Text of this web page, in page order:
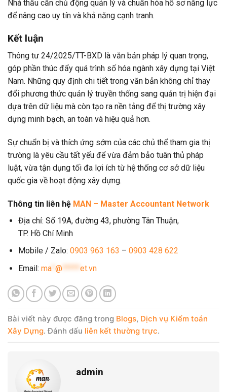
Nhà thầu cần chủ động quản lý và chuẩn hóa hồ sơ năng lực
để nâng cao uy tín và khả năng cạnh tranh.
Kết luận
Thông tư 24/2025/TT-BXD là văn bản pháp lý quan trọng,
góp phần thúc đẩy quá trình số hóa ngành xây dựng tại Việt
Nam. Những quy định chi tiết trong văn bản không chỉ thay
đổi phương thức quản lý truyền thống sang quản trị hiện đại
dựa trên dữ liệu mà còn tạo ra nền tảng để thị trường xây
dựng minh bạch, an toàn và hiệu quả hơn.
Sự chuẩn bị và thích ứng sớm của các chủ thể tham gia thị
trường là yêu cầu tất yếu để vừa đảm bảo tuân thủ pháp
luật, vừa tận dụng tối đa lợi ích từ hệ thống cơ sở dữ liệu
quốc gia về hoạt động xây dựng.
Thông tin liên hệ MAN – Master Accountant Network
Địa chỉ: Số 19A, đường 43, phường Tân Thuận,
TP. Hồ Chí Minh
Mobile / Zalo: 0903 963 163 – 0903 428 622
Email: ma* @*****et.vn
Bài viết này được đăng trong Blogs, Dịch vụ Kiểm toán
Xây Dựng. Đánh dấu liên kết thường trực.
admin